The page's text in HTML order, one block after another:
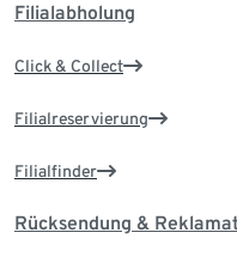
Filialabholung
Click & Collect
Filialreservierung
Filialfinder
Rücksendung &